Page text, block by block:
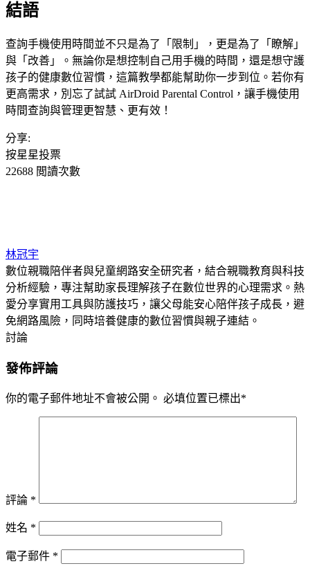
結語
查詢手機使用時間並不只是為了「限制」，更是為了「瞭解」
與「改善」。無論你是想控制自己用手機的時間，還是想守護
孩子的健康數位習慣，這篇教學都能幫助你一步到位。若你有
更高需求，別忘了試試 AirDroid Parental Control，讓手機使用
時間查詢與管理更智慧、更有效！
分享:
按星星投票
22688 閲讀次數
林冠宇
數位親職陪伴者與兒童網路安全研究者，結合親職教育與科技
分析經驗，專注幫助家長理解孩子在數位世界的心理需求。熱
愛分享實用工具與防護技巧，讓父母能安心陪伴孩子成長，避
免網路風險，同時培養健康的數位習慣與親子連結。
討論
發佈評論
你的電子郵件地址不會被公開。 必填位置已標出*
評論 *
姓名 *
電子郵件 *